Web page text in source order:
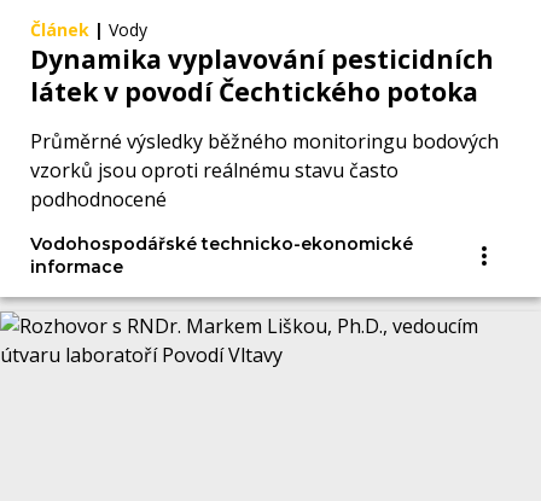
Článek | Vody
Dynamika vyplavování pesticidních
látek v povodí Čechtického potoka
Průměrné výsledky běžného monitoringu bodových
vzorků jsou oproti reálnému stavu často
podhodnocené
Vodohospodářské technicko-ekonomické
informace